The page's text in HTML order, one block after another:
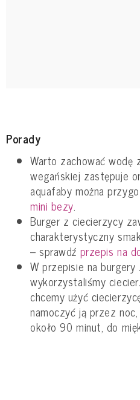
Porady
Warto zachować wodę
wegańskiej zastępuje
aquafaby można
mini bezy.
Burger z ciecierzycy
charakterystyczny
– sprawdź przepis na
W przepisie na
wykorzystaliśmy
chcemy użyć
namoczyć ją przez
około 90 minut, do